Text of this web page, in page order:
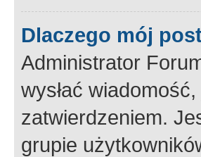
Dlaczego mój
Administrator
wysłać
zatwierdzeniem.
grupie